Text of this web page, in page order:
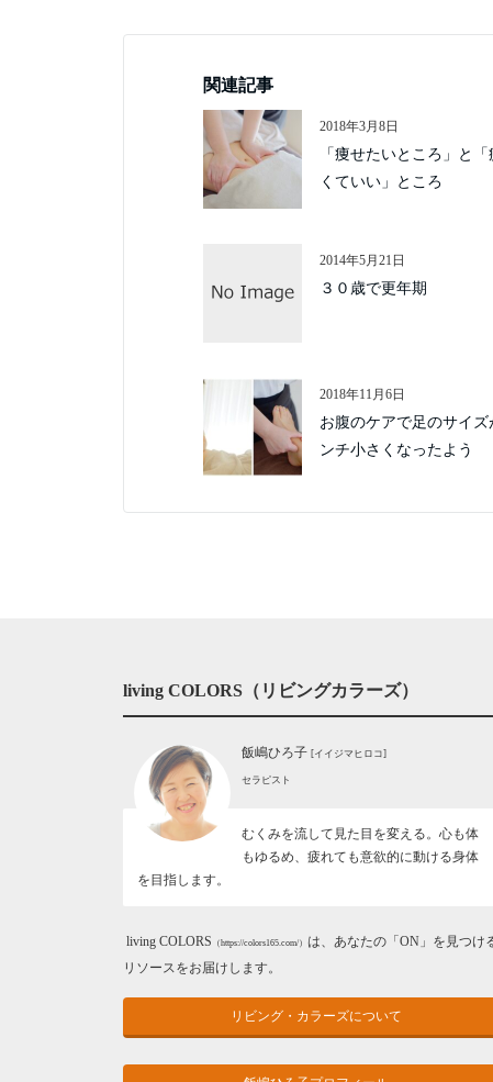
関連記事
2018年3月8日
「痩せたいところ」と「
くていい」ところ
2014年5月21日
３０歳で更年期
2018年11月6日
お腹のケアで足のサイズ
ンチ小さくなったよう
living COLORS（リビングカラーズ）
飯嶋ひろ子 [イイジマヒロコ]
セラピスト
むくみを流して見た目を変える。心も体
もゆるめ、疲れても意欲的に動ける身体
を目指します。
living COLORS （https://colors165.com/） は、あなたの「ON」を見つけ
リソースをお届けします。
リビング・カラーズについて